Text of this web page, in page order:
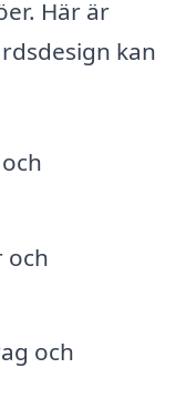
Här är
kan
och
och